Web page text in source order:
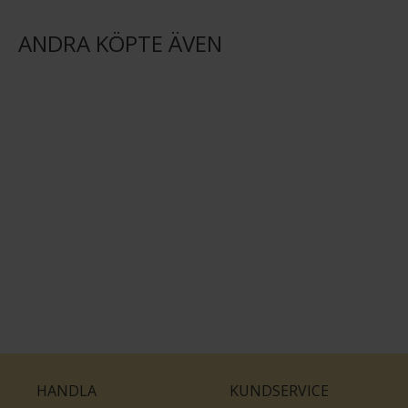
ANDRA KÖPTE ÄVEN
HANDLA KUNDSERVICE